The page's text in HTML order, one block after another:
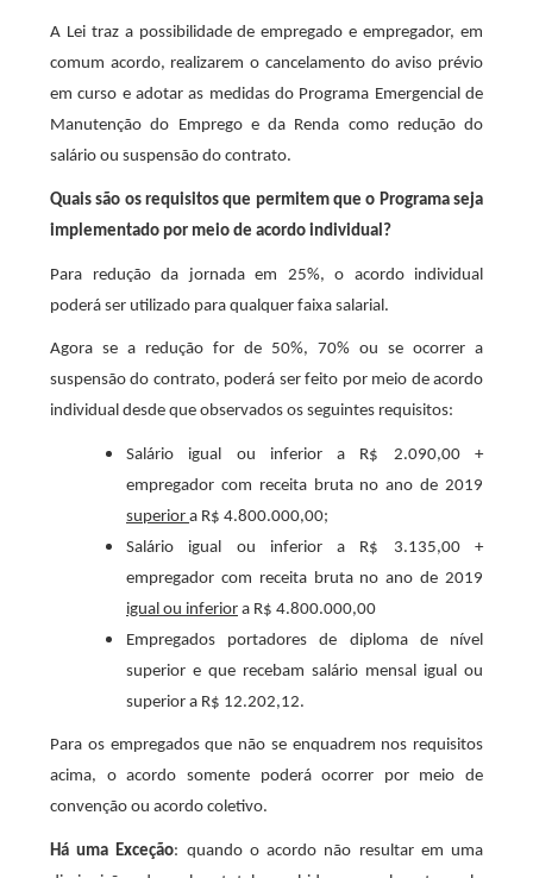
A Lei traz a possibilidade de empregado e empregador, em
comum acordo, realizarem o cancelamento do aviso prévio
em curso e adotar as medidas do Programa Emergencial de
Manutenção do Emprego e da Renda como redução do
salário ou suspensão do contrato.
Quais são os requisitos que permitem que o Programa seja
implementado por meio de acordo individual?
Para redução da jornada em 25%, o acordo individual
poderá ser utilizado para qualquer faixa salarial.
Agora se a redução for de 50%, 70% ou se ocorrer a
suspensão do contrato, poderá ser feito por meio de acordo
individual desde que observados os seguintes requisitos:
Salário igual ou inferior a R$ 2.090,00 +
empregador com receita bruta no ano de 2019
superior a R$ 4.800.000,00;
Salário igual ou inferior a R$ 3.135,00 +
empregador com receita bruta no ano de 2019
igual ou inferior a R$ 4.800.000,00
Empregados portadores de diploma de nível
superior e que recebam salário mensal igual ou
superior a R$ 12.202,12.
Para os empregados que não se enquadrem nos requisitos
acima, o acordo somente poderá ocorrer por meio de
convenção ou acordo coletivo.
Há uma Exceção: quando o acordo não resultar em uma